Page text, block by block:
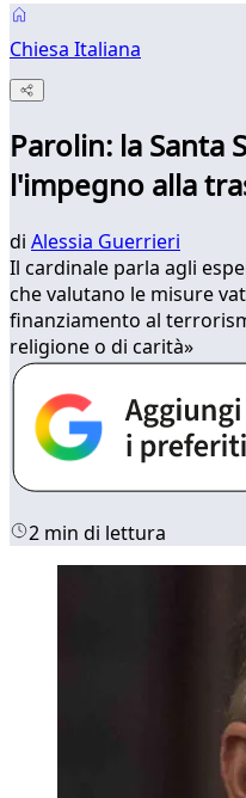
Chiesa Italiana
Parolin: la Santa
l'impegno alla
di Alessia Guerrieri
Il cardinale parla agli
che valutano le misure
finanziamento al
religione o di carità»
2 min di lettura